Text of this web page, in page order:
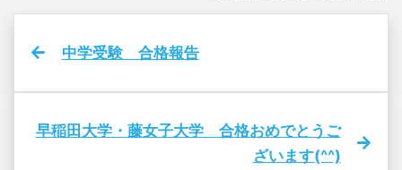
中学受験 合格報告
早稲田大学・藤女子大学 合格おめでとうご
ざいます(^^)